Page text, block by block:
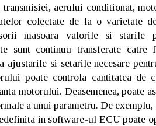
aerului conditionat,
colectate de la o varietate
masoara valorile si starile
sunt continuu transferate
ajustarile si setarile necesare
poate controla cantitatea de
motorului. Deasemenea, poate
a unui parametru. De
in software-ul ECU poate